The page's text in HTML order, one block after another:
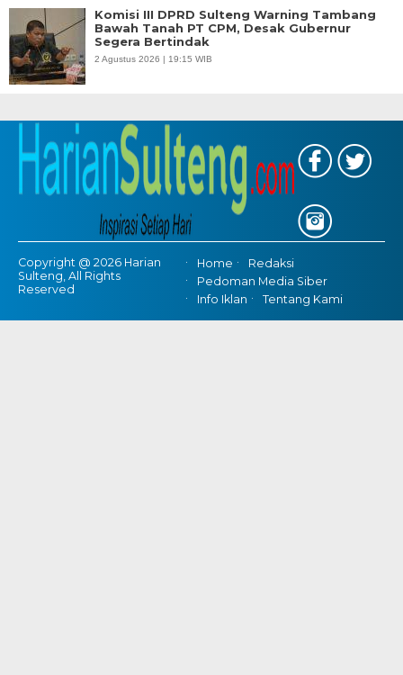
Komisi III DPRD Sulteng Warning Tambang
Bawah Tanah PT CPM, Desak Gubernur
Segera Bertindak
2 Agustus 2026 | 19:15 WIB
Copyright @ 2026 Harian
Sulteng, All Rights
Reserved
Home
Redaksi
Pedoman Media Siber
Info Iklan
Tentang Kami